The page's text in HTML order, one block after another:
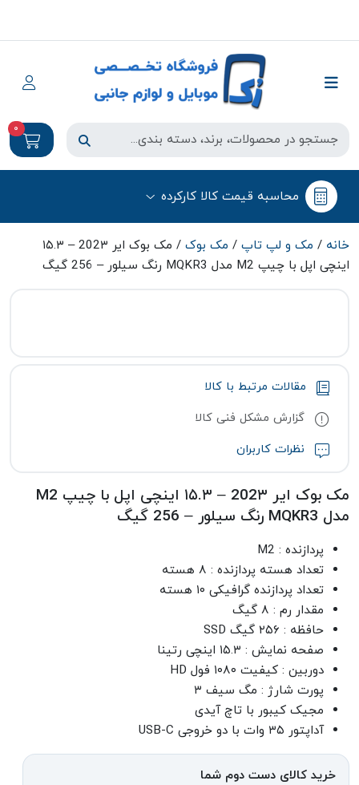
0
محاسبه قیمت کالا کارکرده
خانه / مک و لپ تاپ / مک بوک
/ مک بوک ایر 202۳ – ۱۵.۳
اینچی اپل با چیپ M2 مدل MQKR3 رنگ سیلور – 256 گیگ
مقالات مرتبط با کالا
گزارش مشکل فنی کالا
نظرات کاربران
مک بوک ایر 202۳ – ۱۵.۳ اینچی اپل با چیپ M2
مدل MQKR3 رنگ سیلور – 256 گیگ
پردازنده : M2
تعداد هسته پردازنده : ۸ هسته
تعداد پردازنده گرافیکی ۱۰ هسته
مقدار رم : ۸ گیگ
حافظه : ۲۵۶ گیگ SSD
صفحه نمایش : ۱۵.۳ اینچی رتینا
دوربین : کیفیت ۱۰۸۰ فول HD
پورت شارژ : مگ سیف ۳
مجیک کیبور با تاچ آیدی
آداپتور ۳۵ وات با دو خروجی USB-C
خرید کالای دست دوم شما